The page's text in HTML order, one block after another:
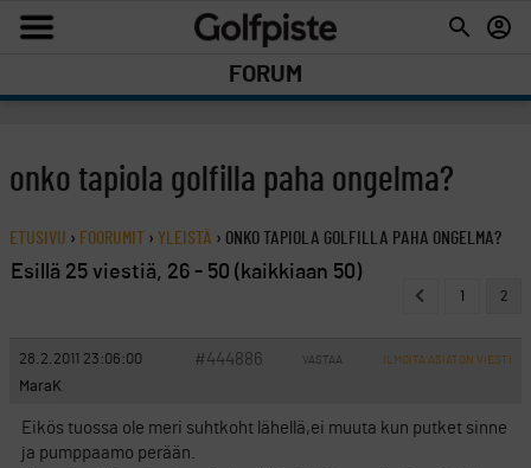
FORUM
onko tapiola golfilla paha ongelma?
ETUSIVU › FOORUMIT › YLEISTÄ › ONKO TAPIOLA GOLFILLA PAHA ONGELMA?
Esillä 25 viestiä, 26 - 50 (kaikkiaan 50)
1 2
28.2.2011 23:06:00 #444886 VASTAA ILMOITA ASIATON VIESTI
MaraK
Eikös tuossa ole meri suhtkoht lähellä,ei muuta kun putket sinne
ja pumppaamo perään.